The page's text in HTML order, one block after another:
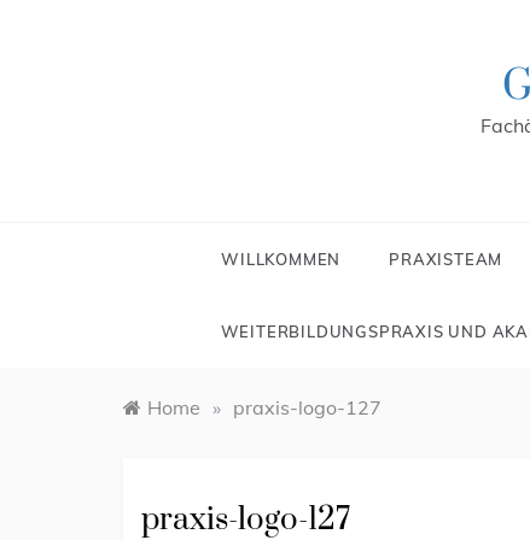
WILLKOMMEN PRAXISTEAM
WEITERBILDUNGSPRAXIS UND
Home » praxis-logo-127
praxis-logo-127